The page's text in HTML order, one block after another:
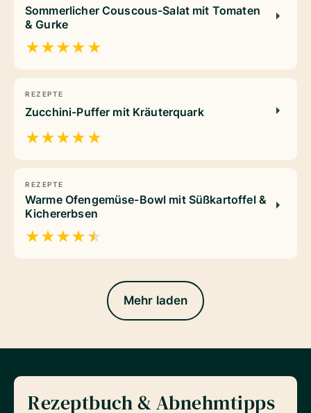
Sommerlicher Couscous-Salat mit Tomaten
& Gurke
★★★★★
REZEPTE
Zucchini-Puffer mit Kräuterquark
★★★★★
REZEPTE
Warme Ofengemüse-Bowl mit Süßkartoffel &
Kichererbsen
★★★★★
Mehr laden
Rezeptbuch & Abnehmtipps